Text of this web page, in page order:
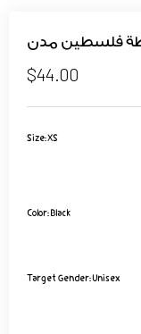
فلسطين مدن
$44.00
Size:XS
Color:Black
Target Gender:Unisex